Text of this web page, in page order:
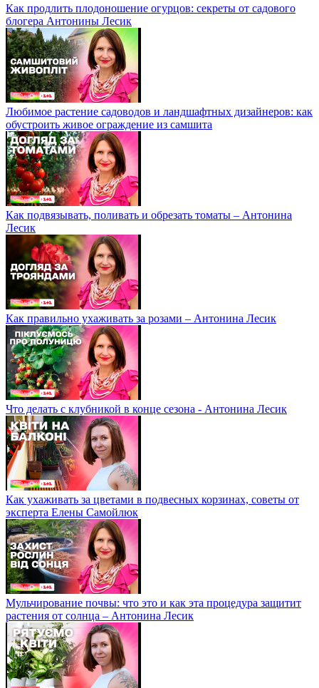
Как продлить плодоношение огурцов: секреты от садового
блогера Антонины Лесик
Любимое растение садоводов и ландшафтных дизайнеров: как
обустроить живое ограждение из самшита
Как подвязывать, поливать и обрезать томаты – Антонина
Лесик
Как правильно ухаживать за розами – Антонина Лесик
Что делать с клубникой в конце сезона - Антонина Лесик
Как ухаживать за цветами в подвесных корзинах, советы от
эксперта Елены Самойлюк
Мульчирование почвы: что это и как эта процедура защитит
растения от солнца – Антонина Лесик